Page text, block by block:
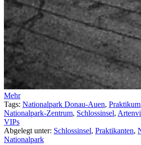
Mehr
Tags: Nationalpark Donau-Auen, Praktikum
Nationalpark-Zentrum, Schlossinsel,
VIPs
Abgelegt unter: Schlossinsel, Praktikanten,
Nationalpark